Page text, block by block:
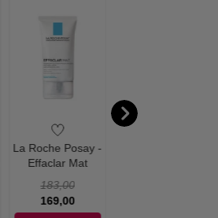
La Roche Posay -
Effaclar Mat
ml
183,00
169,00